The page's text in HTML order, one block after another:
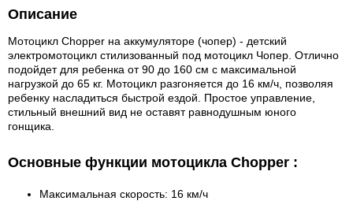
Описание
Мотоцикл Chopper на аккумуляторе (чопер) - детский
электромотоцикл стилизованный под мотоцикл Чопер. Отлично
подойдет для ребенка от 90 до 160 см с максимальной
нагрузкой до 65 кг. Мотоцикл разгоняется до 16 км/ч, позволяя
ребенку насладиться быстрой ездой. Простое управление,
стильный внешний вид не оставят равнодушным юного
гонщика.
Основные функции мотоцикла Chopper :
Максимальная скорость: 16 км/ч